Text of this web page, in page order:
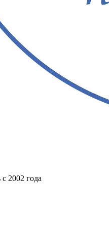
2002 года